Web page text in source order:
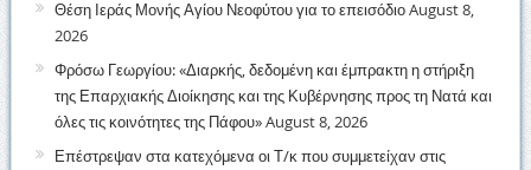
Θέση Ιεράς Μονής Αγίου Νεοφύτου για το επεισόδιοAugust 8,
2026
Φρόσω Γεωργίου: «Διαρκής, δεδομένη και έμπρακτη η στήριξη
της Επαρχιακής Διοίκησης και της Κυβέρνησης προς τη Νατά και
όλες τις κοινότητες της Πάφου»August 8, 2026
Επέστρεψαν στα κατεχόμενα οι Τ/κ που συμμετείχαν στις